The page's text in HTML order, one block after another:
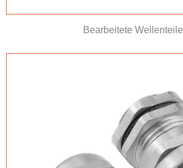
Bearbeitete Wellenteile